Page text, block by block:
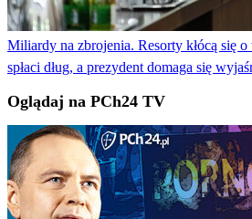
Miliardy na zbrojenia. Resorty kłócą się o
spłaci dług, a prezydent domaga się
Oglądaj na PCh24 TV